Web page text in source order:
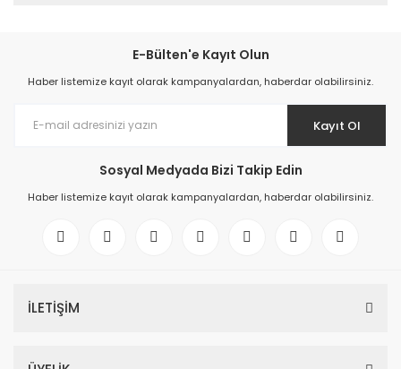
E-Bülten'e Kayıt Olun
Haber listemize kayıt olarak kampanyalardan, haberdar olabilirsiniz.
Kayıt Ol
Sosyal Medyada Bizi Takip Edin
Haber listemize kayıt olarak kampanyalardan, haberdar olabilirsiniz.
İLETİŞİM